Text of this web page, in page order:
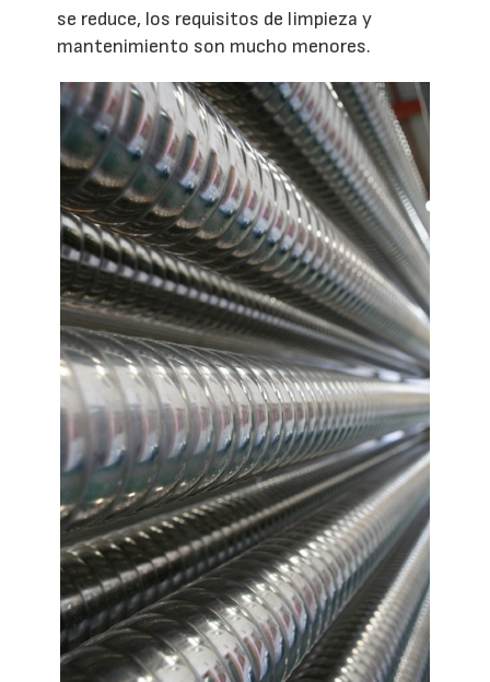
se reduce, los requisitos de limpieza y
mantenimiento son mucho menores.